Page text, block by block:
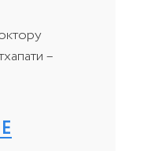
–